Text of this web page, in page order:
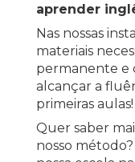
aprender
Nas nossas
materiais
permanente e
alcançar a
primeiras aulas!
Quer saber
nosso